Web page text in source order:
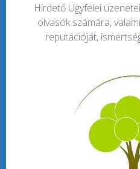
Hirdető Ügyfelei
olvasók számára,
reputációját,